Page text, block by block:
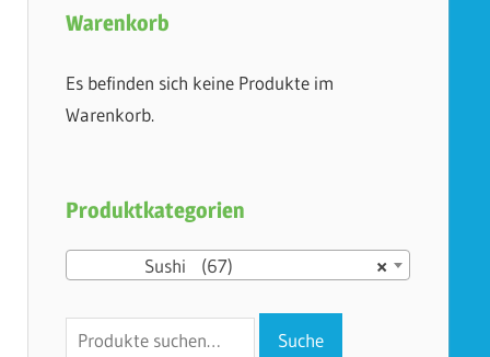
Warenkorb
Es befinden sich keine Produkte im
Warenkorb.
Produktkategorien
×
Sushi (67)
Suche